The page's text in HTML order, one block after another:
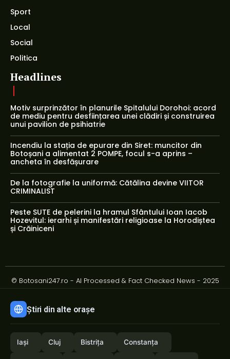
Sport
Local
Social
Politica
Headlines
Motiv surprinzător în planurile Spitalului Dorohoi: acord
de mediu pentru desființarea unei clădiri și construirea
unui pavilion de psihiatrie
Incendiu la stația de epurare din Siret: muncitor din
Botoșani a alimentat 2 POMPE, focul s-a aprins –
ancheta în desfășurare
De la fotografie la uniformă: Cătălina devine VIITOR
CRIMINALIST
Peste SUTE de pelerini la hramul Sfântului Ioan Iacob
Hozevitul: ierarhi și manifestări religioase la Horodiștea
și Crăiniceni
© Botosani247.ro - AI Processed & Fact Checked News - 2025
Știri din alte orașe
Iași Cluj Bistrița Constanța